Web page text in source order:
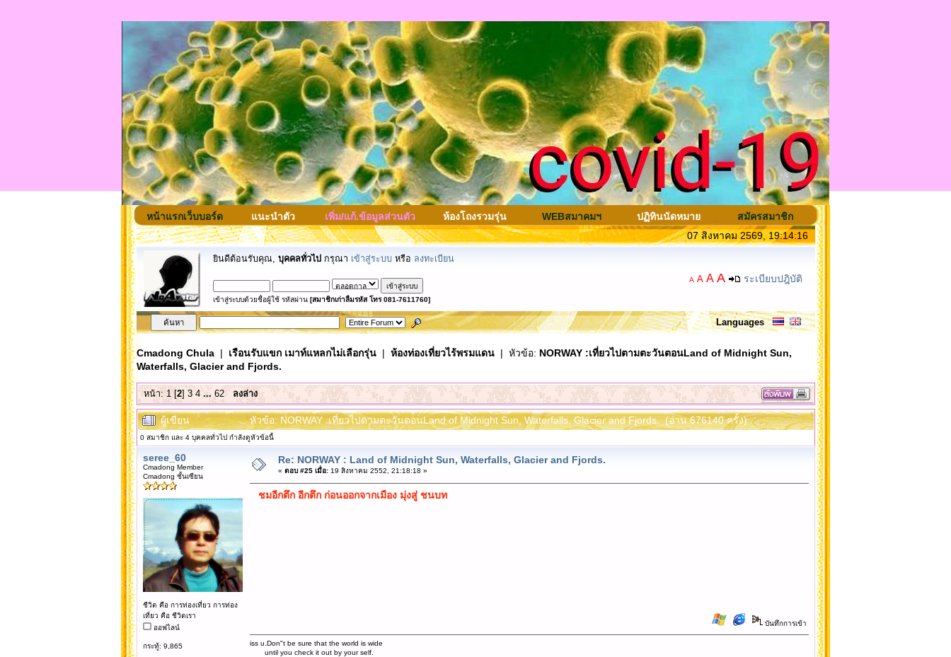
หน้าแรกเว็บบอร์ด แนะนำตัว เพิ่ม/แก้.ข้อมูลส่วนตัว ห้องโถงรวมรุ่น WEBสมาคมฯ ปฏิทินนัดหมาย
สมัครสมาชิก
07 สิงหาคม 2569, 19:14:16
ยินดีต้อนรับคุณ, บุคคลทั่วไป กรุณา เข้าสู่ระบบ หรือ ลงทะเบียน
เข้าสู่ระบบด้วยชื่อผู้ใช้ รหัสผ่าน [สมาชิกเก่าลืมรหัส โทร 081-7611760]
A A A A ระเบียบปฎิบัติ
Languages
Cmadong Chula| เรือนรับแขก เมาท์แหลกไม่เลือกรุ่น| ห้องท่องเที่ยวไร้พรมแดน| หัวข้อ: NORWAY :เที่ยวไปตามตะวันตอนLand of Midnight Sun,
Waterfalls, Glacier and Fjords.
หน้า:1[2] 3 4 ... 62 ลงล่าง
ผู้เขียน หัวข้อ: NORWAY :เที่ยวไปตามตะวันตอนLand of Midnight Sun, Waterfalls, Glacier and Fjords. (อ่าน 676140 ครั้ง)
0 สมาชิก และ 4 บุคคลทั่วไป กำลังดูหัวข้อนี้
seree_60
Cmadong Member
Cmadong ชั้นเซียน
ชีวิต คือ การท่องเที่ยว การท่อง
เที่ยว คือ ชีวิตเรา
ออฟไลน์
กระทู้: 9,865
Re: NORWAY : Land of Midnight Sun, Waterfalls, Glacier and Fjords.
« ตอบ #25 เมื่อ:19 สิงหาคม 2552, 21:18:18 »
ชมอีกตึก อีกตึก ก่อนออกจากเมือง มุ่งสู่ ชนบท
บันทึกการเข้า
iss u.Don"t be sure that the world is wide
until you check it out by your self.